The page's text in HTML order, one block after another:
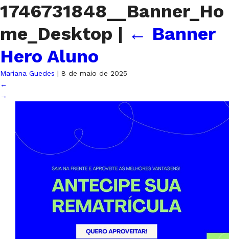
1746731848__Banner_Ho
me_Desktop | ← Banner
Hero Aluno
Mariana Guedes | 8 de maio de 2025
←
→